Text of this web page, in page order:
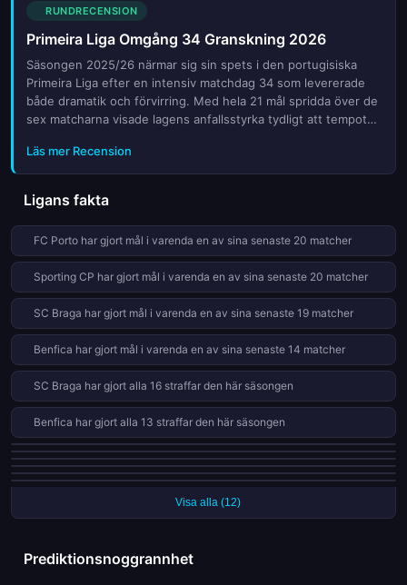
tabelltoppen. I denna förhandsgranskning tittar vi närmare på
de viktigaste mötena, nyckelspelarnas form samt de
strategiska drag som kommer att definiera slutresultatet.
Oavsett om det handlar om att försvara ledningen eller göra
ett sista anfall mot toppen, står allt på spel när lagen möts på
gräsplanen under denna avgörande omgång.
RUNDRECENSION
Primeira Liga Omgång 34 Granskning 2026
Säsongen 2025/26 närmar sig sin spets i den portugisiska
Primeira Liga efter en intensiv matchdag 34 som levererade
både dramatik och förvirring. Med hela 21 mål spridda över de
sex matcharna visade lagens anfallsstyrka tydligt att tempot
Denna omgång var avgörande för flera lag som behövde
poäng för att säkra sin plats eller knyta ut konkurrenterna. Vi
tittar närmare på de viktigaste resultaten, de utmärkta
prestationerna samt hur tabellen ser ut inför de sista
omgångarna. Vilket lag har tagit ledningen och vem kan
fortfarande vända? Följ med oss medan vi analyserar
nyckelspelen, stjärnornas insatser och tränarnas taktiska val
som formade denna kritiska vecka i den portugisiska
fotbollssäsongen.
Läs mer Recension
Ligans fakta
FC Porto har gjort mål i varenda en av sina senaste 20 matcher
Sporting CP har gjort mål i varenda en av sina senaste 20 matcher
SC Braga har gjort mål i varenda en av sina senaste 19 matcher
Benfica har gjort mål i varenda en av sina senaste 14 matcher
SC Braga har gjort alla 16 straffar den här säsongen
Benfica har gjort alla 13 straffar den här säsongen
Alverca har släppt in mål i varenda en av sina senaste 9 matcher
AVS är obesegrade i sina senaste 5 ligamatcher
Arouca har fått 10 röda kort i 34 matcher den här säsongen
Famalicão är obesegrade i sina senaste 5 ligamatcher
Sporting CP är obesegrade i sina senaste 5 ligamatcher
Visa alla (12)
Prediktionsnoggrannhet